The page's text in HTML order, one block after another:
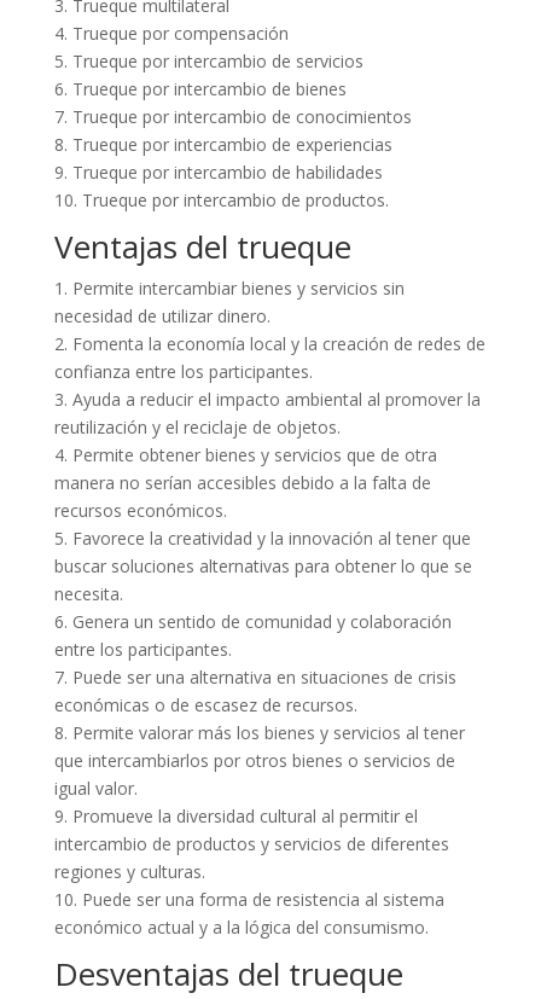
3. Trueque multilateral
4. Trueque por compensación
5. Trueque por intercambio de servicios
6. Trueque por intercambio de bienes
7. Trueque por intercambio de conocimientos
8. Trueque por intercambio de experiencias
9. Trueque por intercambio de habilidades
10. Trueque por intercambio de productos.
Ventajas del trueque
1. Permite intercambiar bienes y servicios sin
necesidad de utilizar dinero.
2. Fomenta la economía local y la creación de redes de
confianza entre los participantes.
3. Ayuda a reducir el impacto ambiental al promover la
reutilización y el reciclaje de objetos.
4. Permite obtener bienes y servicios que de otra
manera no serían accesibles debido a la falta de
recursos económicos.
5. Favorece la creatividad y la innovación al tener que
buscar soluciones alternativas para obtener lo que se
necesita.
6. Genera un sentido de comunidad y colaboración
entre los participantes.
7. Puede ser una alternativa en situaciones de crisis
económicas o de escasez de recursos.
8. Permite valorar más los bienes y servicios al tener
que intercambiarlos por otros bienes o servicios de
igual valor.
9. Promueve la diversidad cultural al permitir el
intercambio de productos y servicios de diferentes
regiones y culturas.
10. Puede ser una forma de resistencia al sistema
económico actual y a la lógica del consumismo.
Desventajas del trueque